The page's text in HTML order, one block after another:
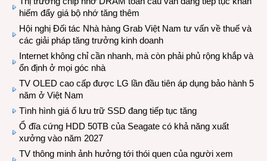
hiếm đẩy giá bộ nhớ tăng thêm
Hội nghị Đối tác Nhà hàng Grab Việt Nam tư vấn về thuế và
các giải pháp tăng trưởng kinh doanh
Internet không chỉ cần nhanh, mà còn phải phủ rộng khắp và
ổn định ở mọi góc nhà
TV OLED cao cấp được LG lần đầu tiên áp dụng bảo hành 5
năm ở Việt Nam
Tình hình giá ổ lưu trữ SSD đang tiếp tục tăng
Ổ đĩa cứng HDD 50TB của Seagate có khả năng xuất
xưởng vào năm 2027
TV thông minh ảnh hưởng tới thói quen của người xem